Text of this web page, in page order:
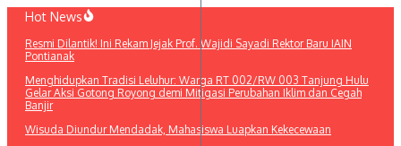
Lewati
konten
Hot News
Resmi Dilantik! Ini Rekam Jejak Prof. Wajidi Sayadi Rektor Baru IAIN
Pontianak
Menghidupkan Tradisi Leluhur: Warga RT 002/RW 003 Tanjung Hulu
Gelar Aksi Gotong Royong demi Mitigasi Perubahan Iklim dan Cegah
Banjir
Wisuda Diundur Mendadak, Mahasiswa Luapkan Kekecewaan